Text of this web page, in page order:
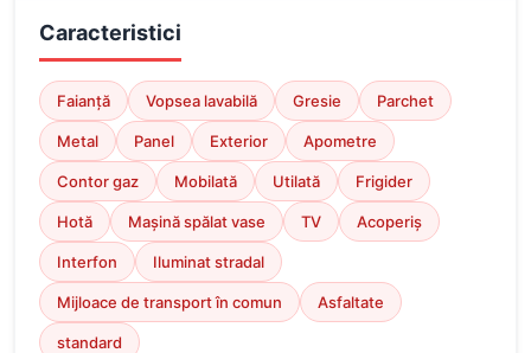
Caracteristici
Faianță Vopsea lavabilă Gresie Parchet
Metal Panel Exterior Apometre
Contor gaz Mobilată Utilată Frigider
Hotă Mașină spălat vase TV Acoperiș
Interfon Iluminat stradal
Mijloace de transport în comun Asfaltate
standard